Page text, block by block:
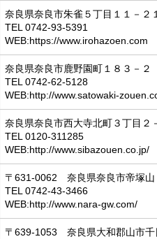
奈良県奈良市朱雀５丁目１１－２
TEL 0742-93-5391
WEB:https://www.irohazoen.com
奈良県奈良市鹿野園町１８３－２
TEL 0742-62-5128
WEB:http://www.satowaki-
奈良県奈良市西大寺北町３丁目２
TEL 0120-311285
WEB:http://www.sibazouen.co.jp/
〒631-0062 奈良県奈良市帝塚山
TEL 0742-43-3466
WEB:http://www.nara-gw.com/
〒639-1053 奈良県大和郡山市千